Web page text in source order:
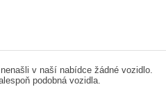
v naší nabídce žádné vozidlo.
podobná vozidla.